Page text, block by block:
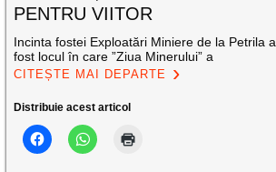
PENTRU VIITOR
Incinta fostei Exploatări Miniere de la Petrila a
fost locul în care ”Ziua Minerului” a
CITEȘTE MAI DEPARTE
Distribuie acest articol